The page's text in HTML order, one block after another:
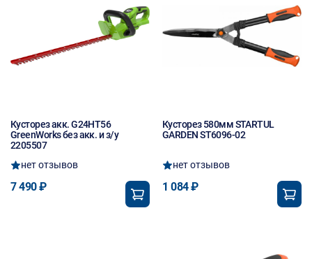
Кусторез акк. G24HT56
GreenWorks без акк. и з/у
2205507
нет отзывов
7 490 ₽
Кусторез 580мм STARTUL
GARDEN ST6096-02
нет отзывов
1 084 ₽